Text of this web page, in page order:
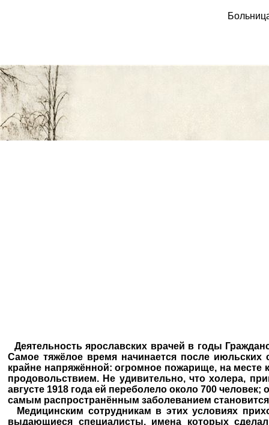
Деятельность ярославских врачей в годы
Самое тяжёлое время начинается после
крайне напряжённой: огромное пожарище, на
продовольствием. Не удивительно, что холера,
августе 1918 года ей переболело около 700
самым распространённым заболеванием
Медицинским сотрудникам в этих условиях
выдающиеся специалисты, имена которых